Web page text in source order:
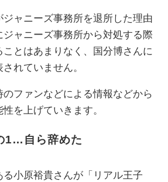
ジャニーズ事務所を退所した理由
ャニーズ事務所から対処する際
とはあまりなく、国分博さんに
れていません。
のファンなどによる情報などから
を上げていきます。
1…自ら辞めた
小原裕貴さんが「リアル王子